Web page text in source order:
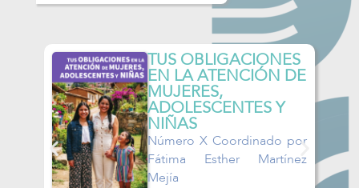
ATENCIÓN DE
Y
X Coordinado por
Esther Martínez
TUS
LA
Número X
María de los
Guzmán García